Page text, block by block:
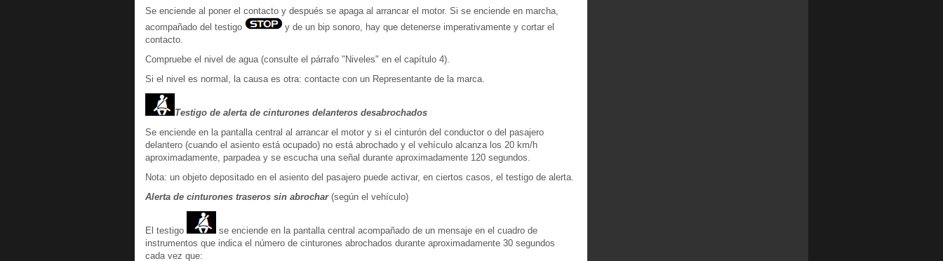
Se enciende al poner el contacto y después se apaga al arrancar el motor. Si se enciende en marcha,
acompañado del testigo
y de un bip sonoro, hay que detenerse imperativamente y cortar el
contacto.
Compruebe el nivel de agua (consulte el párrafo "Niveles" en el capítulo 4).
Si el nivel es normal, la causa es otra: contacte con un Representante de la marca.
Testigo de alerta de cinturones delanteros desabrochados
Se enciende en la pantalla central al arrancar el motor y si el cinturón del conductor o del pasajero
delantero (cuando el asiento está ocupado) no está abrochado y el vehículo alcanza los 20 km/h
aproximadamente, parpadea y se escucha una señal durante aproximadamente 120 segundos.
Nota: un objeto depositado en el asiento del pasajero puede activar, en ciertos casos, el testigo de alerta.
Alerta de cinturones traseros sin abrochar(según el vehículo)
El testigo
se enciende en la pantalla central acompañado de un mensaje en el cuadro de
instrumentos que indica el número de cinturones abrochados durante aproximadamente 30 segundos
cada vez que: